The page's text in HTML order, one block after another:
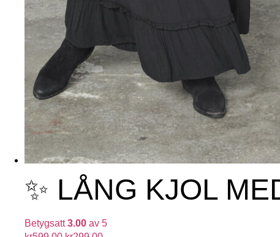
✨ LÅNG KJOL
Betygsatt3.00 av 5